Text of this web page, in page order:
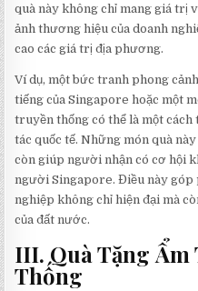
quà này không chỉ mang giá trị
ảnh thương hiệu của doanh
cao các giá trị địa phương.
Ví dụ, một bức tranh phong
tiếng của Singapore hoặc một
truyền thống có thể là một
tác quốc tế. Những món quà
còn giúp người nhận có cơ hội
người Singapore. Điều này góp
nghiệp không chỉ hiện đại mà
của đất nước.
III. Quà Tặng
Thống